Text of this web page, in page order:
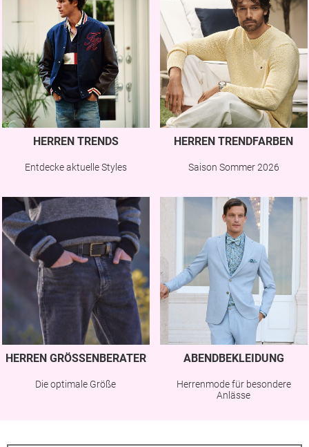
HERREN TRENDS
Entdecke aktuelle Styles
HERREN TRENDFARBEN
Saison Sommer 2026
HERREN GRÖSSENBERATER
Die optimale Größe
ABENDBEKLEIDUNG
Herrenmode für besondere
Anlässe